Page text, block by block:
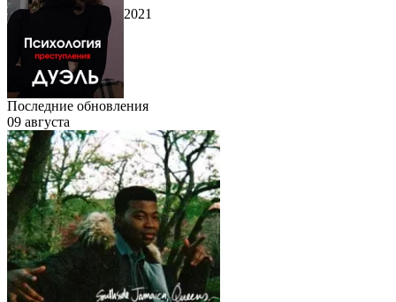
2021
Последние обновления
09 августа